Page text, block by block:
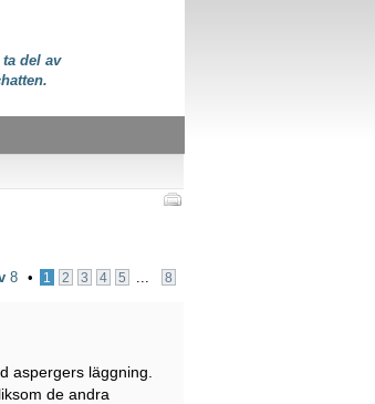
del av
8 • 1 2 3 4 5 ... 8
aspergers läggning.
de andra